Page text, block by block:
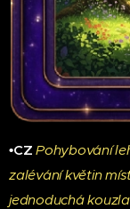
•CZ Pohybování
zalévání květin
jednoduchá